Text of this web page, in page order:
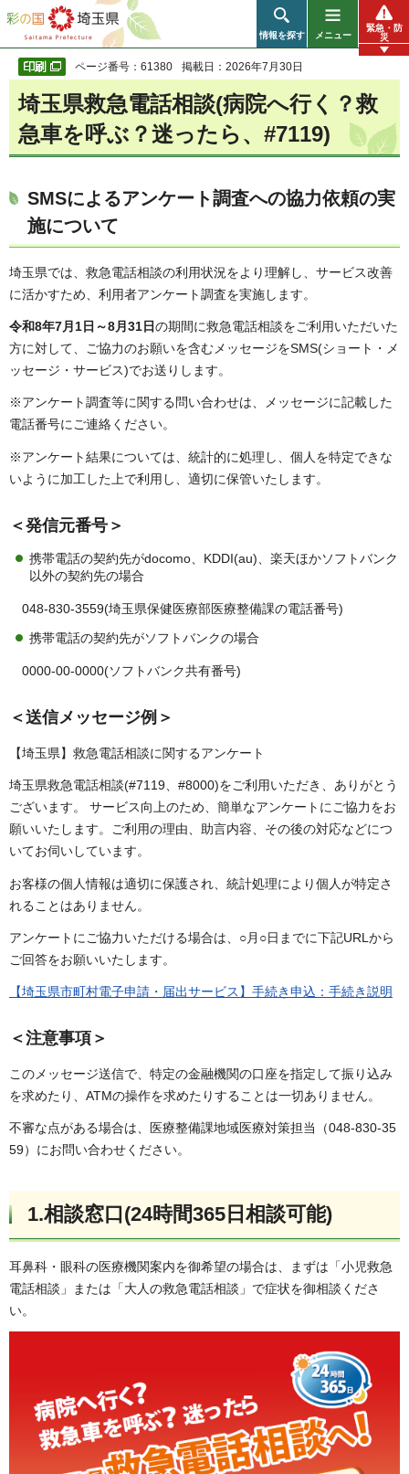
彩の国 埼玉県
情報を探す メニュー
緊急・防
災
ページ番号：61380 掲載日：2026年7月30日
埼玉県救急電話相談(病院へ行く？救
急車を呼ぶ？迷ったら、#7119)
SMSによるアンケート調査への協力依頼の実
施について
埼玉県では、救急電話相談の利用状況をより理解し、サービス改善
に活かすため、利用者アンケート調査を実施します。
令和8年7月1日～8月31日の期間に救急電話相談をご利用いただいた
方に対して、ご協力のお願いを含むメッセージをSMS(ショート・メ
ッセージ・サービス)でお送りします。
※アンケート調査等に関する問い合わせは、メッセージに記載した
電話番号にご連絡ください。
※アンケート結果については、統計的に処理し、個人を特定できな
いように加工した上で利用し、適切に保管いたします。
＜発信元番号＞
携帯電話の契約先がdocomo、KDDI(au)、楽天ほかソフトバンク
以外の契約先の場合
048-830-3559(埼玉県保健医療部医療整備課の電話番号)
携帯電話の契約先がソフトバンクの場合
0000-00-0000(ソフトバンク共有番号)
＜送信メッセージ例＞
【埼玉県】救急電話相談に関するアンケート
埼玉県救急電話相談(#7119、#8000)をご利用いただき、ありがとう
ございます。 サービス向上のため、簡単なアンケートにご協力をお
願いいたします。ご利用の理由、助言内容、その後の対応などにつ
いてお伺いしています。
お客様の個人情報は適切に保護され、統計処理により個人が特定さ
れることはありません。
アンケートにご協力いただける場合は、○月○日までに下記URLから
ご回答をお願いいたします。
【埼玉県市町村電子申請・届出サービス】手続き申込：手続き説明
＜注意事項＞
このメッセージ送信で、特定の金融機関の口座を指定して振り込み
を求めたり、ATMの操作を求めたりすることは一切ありません。
不審な点がある場合は、医療整備課地域医療対策担当（048-830-35
59）にお問い合わせください。
1.相談窓口(24時間365日相談可能)
耳鼻科・眼科の医療機関案内を御希望の場合は、まずは「小児救急
電話相談」または「大人の救急電話相談」で症状を御相談くださ
い。